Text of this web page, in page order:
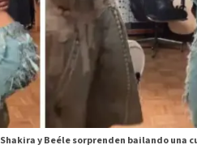
Shakira y Beéle sorprenden bailando una